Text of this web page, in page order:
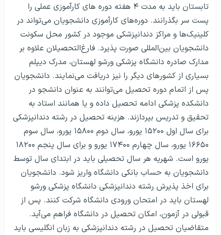
تابستان باید به مدت ۴ هفته دوره های کارآموزی عملی را
پست سر بگذرانند. دوره‌های کارآموزی دانشجویان می‌تواند در
کلینیک‌ها و مراکز دندانپزشکی موجود در کشور محل سکونت
دانشجویان بین‌المللی صورت پذیرد. فارغ‌التحصیلان علاوه بر
مدارک صادره دانشگاه پزشکی ورشو لهستان، مدرک دیپلم
بسیاری از کشورهای دیگر را نیز دریافت می‌نمایند. دانشجویان
پس از اتمام دوره تحصیل می‌توانند به عنوان دانشجو در
دانشکده پزشکی ادامه تحصیل داده و یا همانند استاد به
تحقیق و تدریس بپردازند. هزینه تحصیل در رشته دندانپزشکی
برای سال اول ۱۵۲۰۰ یورو، سال دوم ۱۵۸۰۰ یورو، سال سوم
۱۶۶۵۰ یورو، سال چهارم ۱۷۴۰۰ یورو و برای سال پنجم ۱۸۲۰۰
یورو است. شهریه هر سال تحصیلی باید در ابتدای سال توسط
دانشجویان به حساب بانکی دانشگاه واریز شود. دانشجویان
برای اخذ پذیرش رشته دندانپزشکی دانشگاه پزشکی ورشو
لهستان باید در امتحان ورودی دانشگاه شرکت کنند. پس از
قبولی در آزمون، امکان تحصیل در دانشگاه فراهم می‌آید.
متقاضیان تحصیل در رشته دندانپزشکی به زبان انگلیسی باید